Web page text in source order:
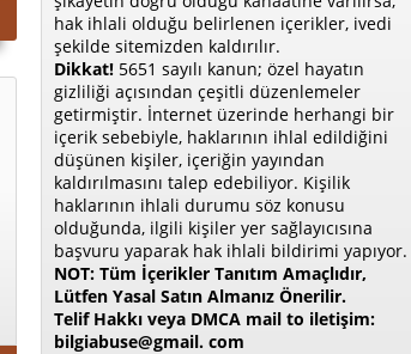
hak ihlali olduğu belirlenen içerikler, ivedi
şekilde sitemizden kaldırılır.
Dikkat! 5651 sayılı kanun; özel hayatın
gizliliği açısından çeşitli düzenlemeler
getirmiştir. İnternet üzerinde herhangi bir
içerik sebebiyle, haklarının ihlal edildiğini
düşünen kişiler, içeriğin yayından
kaldırılmasını talep edebiliyor. Kişilik
haklarının ihlali durumu söz konusu
olduğunda, ilgili kişiler yer sağlayıcısına
başvuru yaparak hak ihlali bildirimi yapıyor.
NOT: Tüm İçerikler Tanıtım Amaçlıdır,
Lütfen Yasal Satın Almanız Önerilir.
Telif Hakkı veya DMCA mail to iletişim:
bilgiabuse@gmail. com